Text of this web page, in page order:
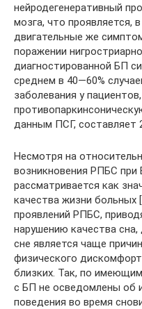
нейродегенеративный
мозга, что проявляется,
двигательные же
поражении
диагностированной БП
среднем в 40—60%
заболевания у
данным ПСГ, составляет
Несмотря на
возникновения РПБС при
рассматривается как
качества жизни больных
проявлений РПБС,
нарушению качества сна,
сне является чаще
физического
близких. Так, по
с БП не осведомлены об
поведения во время